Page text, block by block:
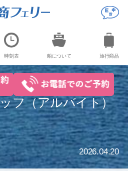
フ（アルバイト）
2026.04.20
時刻表 船について 旅行商品